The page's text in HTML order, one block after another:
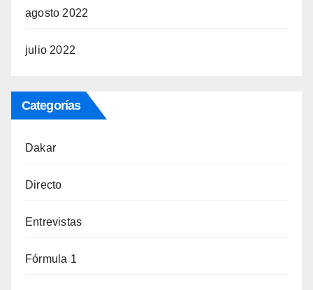
agosto 2022
julio 2022
Categorías
Dakar
Directo
Entrevistas
Fórmula 1